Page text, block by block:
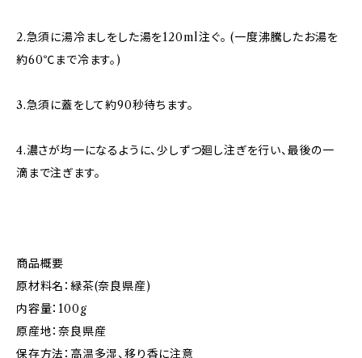
2.急須に湯冷ましをした湯を120ml注ぐ。 (一度沸騰したお湯を
約60℃まで冷ます。)
3.急須に蓋をして約90秒待ちます。
4.濃さが均一になるように、少しずつ廻し注ぎを行い、最後の一
滴まで注ぎます。
商品概要
原材料名：緑茶(奈良県産)
内容量：100g
原産地：奈良県産
保存方法：高温多湿、移り香に注意